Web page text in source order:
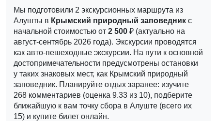
Мы подготовили 2 экскурсионных маршрута из
Алушты в Крымский природный заповедник с
начальной стоимостью от 2 500 ₽ (актуально на
август-сентябрь 2026 года). Экскурсии проводятся
как авто-пешеходные экскурсии. На пути к основной
достопримечательности предусмотрены остановки
у таких знаковых мест, как Крымский природный
заповедник. Планируйте отдых заранее: изучите
268 комментариев (оценка 9.33 из 10), подберите
ближайшую к вам точку сбора в Алуште (всего их
15) и купите билет онлайн.